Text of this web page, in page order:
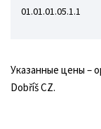
01.01.01.05.1.1
Указанные цены –
Dobříš CZ.